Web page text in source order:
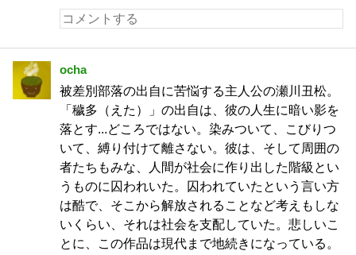
ocha
被差別部落の出自に苦悩する主人公の瀬川丑松。
「穢多（えた）」の出自は、彼の人生に暗い影を
落とす...どころではない。染みついて、こびりつ
いて、縛り付けて離さない。彼は、そして周囲の
者たちもみな、人間が社会に作り出した階級とい
うものに囚われいた。囚われていたという言い方
は酷で、そこから解放されることなど考えもしな
いくらい、それは社会を支配していた。悲しいこ
とに、この作品は現代まで地続きになっている。